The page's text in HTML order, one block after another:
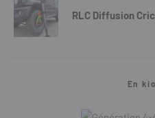
RLC Diffusion
En